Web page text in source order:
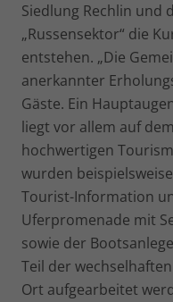
Siedlung Rechlin und
„Russensektor“ die
entstehen. „Die
anerkannter
Gäste. Ein
liegt vor allem auf
hochwertigen
wurden
Tourist-Information
Uferpromenade mit
sowie der
Teil der
Ort aufgearbeitet